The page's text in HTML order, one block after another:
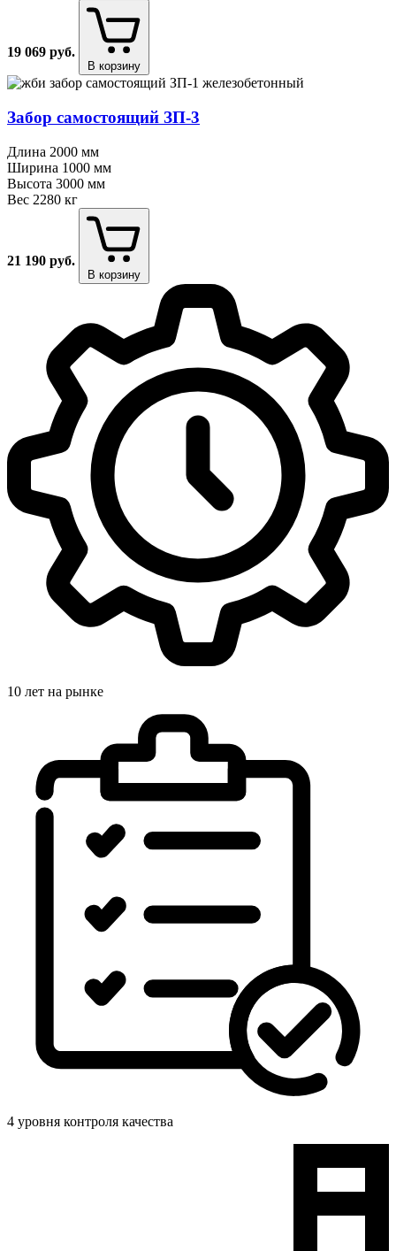
19 069 руб.
В корзину
Забор самостоящий ЗП⁠-⁠3
Длина 2000 мм
Ширина 1000 мм
Высота 3000 мм
Вес 2280 кг
21 190 руб.
В корзину
10 лет на рынке
4 уровня контроля качества